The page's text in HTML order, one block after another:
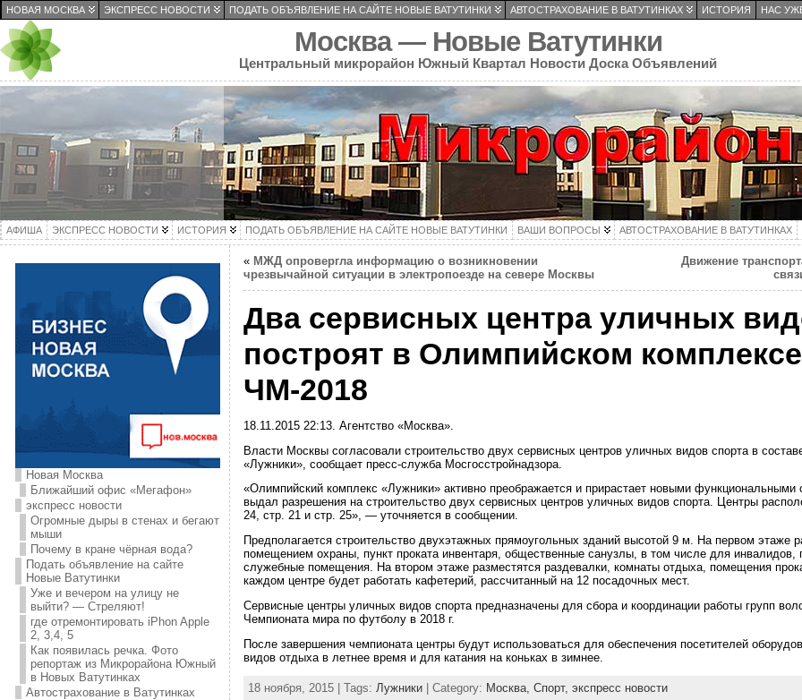
НОВАЯ МОСКВА ЭКСПРЕСС НОВОСТИ ПОДАТЬ ОБЪЯВЛЕНИЕ НА САЙТЕ НОВЫЕ ВАТУТИНКИ АВТОСТРАХОВАНИЕ В ВАТУТИНКАХ ИСТОРИЯ НАС
Москва — Новые Ватутинки
Центральный микрорайон Южный Квартал Новости Доска Объявлений
АФИША ЭКСПРЕСС НОВОСТИ ИСТОРИЯ ПОДАТЬ ОБЪЯВЛЕНИЕ НА САЙТЕ НОВЫЕ ВАТУТИНКИ ВАШИ ВОПРОСЫ АВТОСТРАХОВАНИЕ В ВАТУТИНКАХ
Новая Москва
Ближайший офис «Мегафон»
экспресс новости
Огромные дыры в стенах и бегают
мыши
Почему в кране чёрная вода?
Подать объявление на сайте
Новые Ватутинки
Уже и вечером на улицу не
выйти? — Стреляют!
где отремонтировать iPhon Apple
2, 3,4, 5
Как появилась речка. Фото
репортаж из Микрорайона Южный
в Новых Ватутинках
Автострахование в Ватутинках
« МЖД опровергла информацию о возникновении
чрезвычайной ситуации в электропоезде на севере Москвы
Движение
Два сервисных центра уличных
построят в Олимпийском
ЧМ-2018
18.11.2015 22:13. Агентство «Москва».
Власти Москвы согласовали строительство двух сервисных центров уличных видов спорта в
«Лужники», сообщает пресс-служба Мосгосстройнадзора.
«Олимпийский комплекс «Лужники» активно преображается и прирастает новыми функциональными
выдал разрешения на строительство двух сервисных центров уличных видов спорта. Центры
24, стр. 21 и стр. 25», — уточняется в сообщении.
Предполагается строительство двухэтажных прямоугольных зданий высотой 9 м. На первом этаже
помещением охраны, пункт проката инвентаря, общественные санузлы, в том числе для инвалидов,
служебные помещения. На втором этаже разместятся раздевалки, комнаты отдыха, помещения
каждом центре будет работать кафетерий, рассчитанный на 12 посадочных мест.
Сервисные центры уличных видов спорта предназначены для сбора и координации работы групп
Чемпионата мира по футболу в 2018 г.
После завершения чемпионата центры будут использоваться для обеспечения посетителей
видов отдыха в летнее время и для катания на коньках в зимнее.
18 ноября, 2015 | Tags: Лужники| Category: Москва, Спорт, экспресс новости